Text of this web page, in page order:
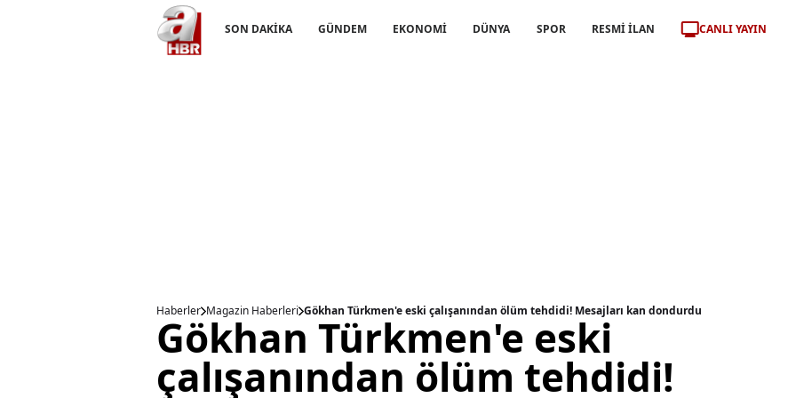
SON DAKİKA GÜNDEM EKONOMİ DÜNYA SPOR RESMİ İLAN CANLI YAYIN
Haberler Magazin Haberleri Gökhan Türkmen'e eski çalışanından ölüm tehdidi! Mesajları kan dondurdu
Gökhan Türkmen'e eski
çalışanından ölüm tehdidi!